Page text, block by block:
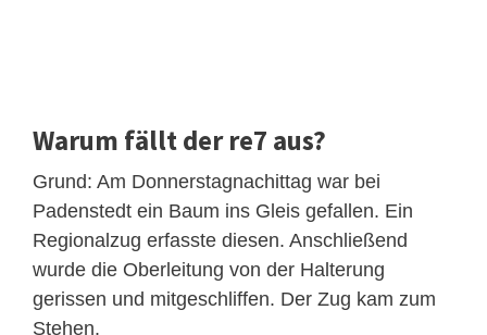
Warum fällt der re7 aus?
Grund: Am Donnerstagnachittag war bei
Padenstedt ein Baum ins Gleis gefallen. Ein
Regionalzug erfasste diesen. Anschließend
wurde die Oberleitung von der Halterung
gerissen und mitgeschliffen. Der Zug kam zum
Stehen.